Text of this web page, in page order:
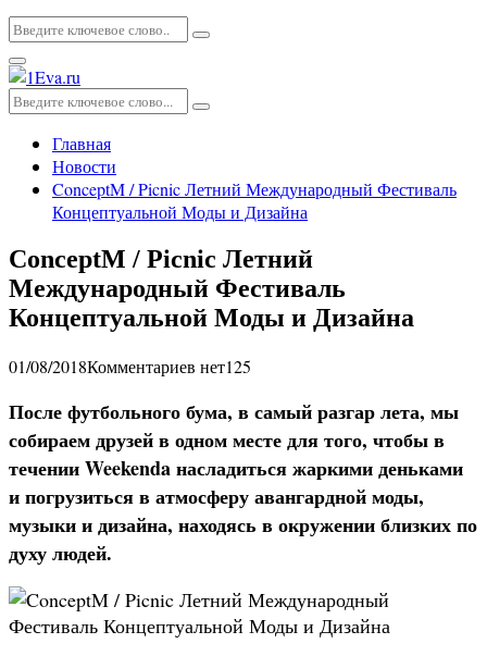
Искать:
Поиск
Основное
меню
Искать:
Поиск
Главная
Новости
ConceptM / Picnic Летний Международный Фестиваль
Концептуальной Моды и Дизайна
ConceptM / Picnic Летний
Международный Фестиваль
Концептуальной Моды и Дизайна
01/08/2018Комментариев нет125
После футбольного бума, в самый разгар лета, мы
собираем друзей в одном месте для того, чтобы в
течении Weekenda насладиться жаркими деньками
и погрузиться в атмосферу авангардной моды,
музыки и дизайна, находясь в окружении близких по
духу людей.